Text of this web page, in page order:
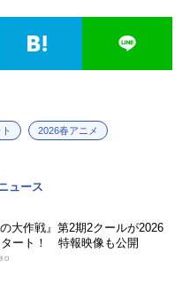
2026春アニメ
ュース
の大作戦』第2期2クールが2026
タート！ 特報映像も公開